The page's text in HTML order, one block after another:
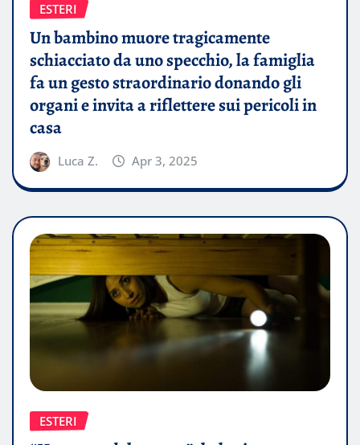
ESTERI
Un bambino muore tragicamente
schiacciato da uno specchio, la famiglia
fa un gesto straordinario donando gli
organi e invita a riflettere sui pericoli in
casa
Luca Z. Apr 3, 2025
ESTERI